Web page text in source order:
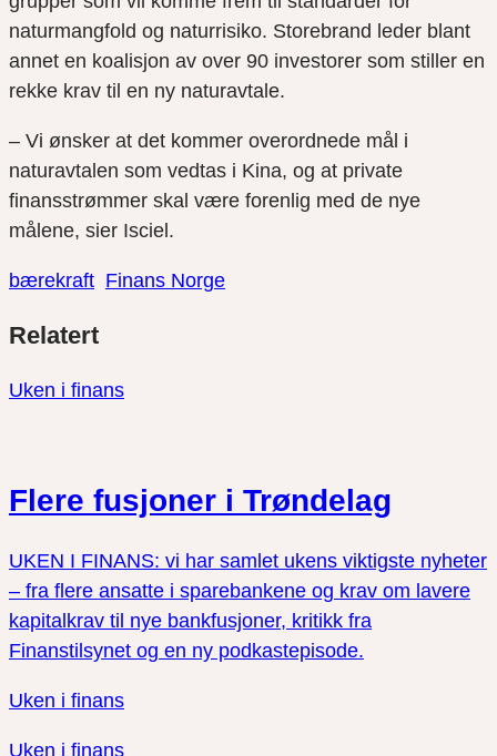
naturmangfold og naturrisiko. Storebrand leder blant
annet en koalisjon av over 90 investorer som stiller en
rekke krav til en ny naturavtale.
– Vi ønsker at det kommer overordnede mål i
naturavtalen som vedtas i Kina, og at private
finansstrømmer skal være forenlig med de nye
målene, sier Isciel.
bærekraft Finans Norge
link
på
på
Relatert
Uken i finans
Flere fusjoner i Trøndelag
UKEN I FINANS: vi har samlet ukens viktigste nyheter
– fra flere ansatte i sparebankene og krav om lavere
kapitalkrav til nye bankfusjoner, kritikk fra
Finanstilsynet og en ny podkastepisode.
Uken i finans
Uken i finans